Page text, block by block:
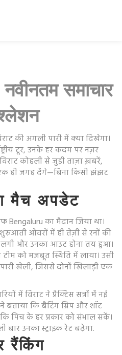
नवीनतम समाचार
की अगली पारी में क्या दिखेगा।
टूर, उनके हर कदम पर नज़र
कोहली से जुड़ी ताज़ा ख़बरें,
ही जगह देंगे—बिना किसी झंझट
मैच अपडेट
Bengaluru का मैदान जिया था।
ओवरों में ही तेज़ी से रनों की
लगी और उनका आउट होना तय हुआ।
को मजबूत स्थिति में लाया। उसी
खेली, जिससे दोनों खिलाड़ी एक
में विराट ने प्रैक्टिस सत्रों में नई
बताया कि बैटिंग ग्रिप और शॉट
पिच के हर प्रकार को संभाल सकें।
उनका स्ट्राइक रेट बढ़ेगा.
रैंकिंग